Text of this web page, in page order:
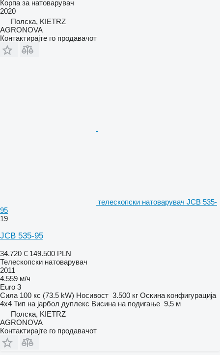
Корпа за натоварувач
2020
Полска, KIETRZ
AGRONOVA
Контактирајте го продавачот
телескопски натоварувач JCB 535-
95
19
JCB 535-95
34.720 € 149.500 PLN
Телескопски натоварувач
2011
4.559 м/ч
Euro 3
Сила 100 кс (73.5 kW) Носивост 3.500 кг Оскина конфигурација
4x4 Тип на јарбол дуплекс Висина на подигање 9,5 м
Полска, KIETRZ
AGRONOVA
Контактирајте го продавачот